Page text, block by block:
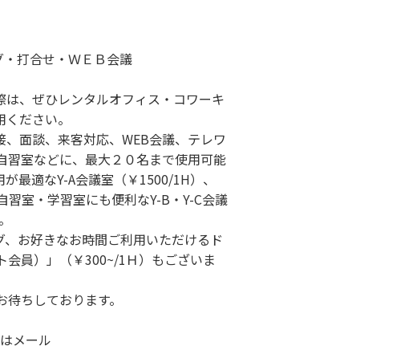
打合せ・ＷＥＢ会議
、ぜひレンタルオフィス・コワーキ
ださい。
面談、来客対応、WEB会議、テレワ
室などに、最大２０名まで使用可能
最適なY-A会議室（￥1500/1H）、
室・学習室にも便利なY-B・Y-C会議
お好きなお時間ご利用いただけるド
会員）」（￥300~/1Ｈ）もございま
ちしております。
メール